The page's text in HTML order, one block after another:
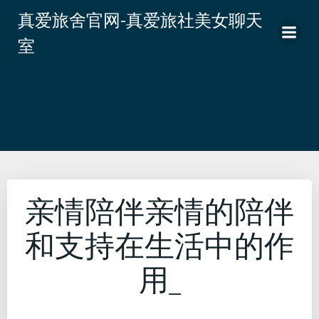
转
真爱旅舍官网-真爱旅社美女聊天
室
亲情陪伴亲情的陪伴
和支持在生活中的作
用_